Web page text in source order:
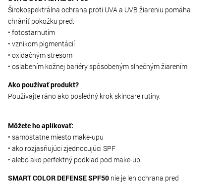
Širokospektrálna ochrana proti UVA a UVB žiareniu pomáha
chrániť pokožku pred:
• fotostarnutím
• vznikom pigmentácií
• oxidačným stresom
• oslabením kožnej bariéry spôsobeným slnečným žiarením
Ako používať produkt?
Používajte ráno ako posledný krok skincare rutiny.
Môžete ho aplikovať:
• samostatne miesto make-upu
• ako rozjasňujúci zjednocujúci SPF
• alebo ako perfektný podklad pod make-up.
SMART COLOR DEFENSE SPF50 nie je len ochrana pred